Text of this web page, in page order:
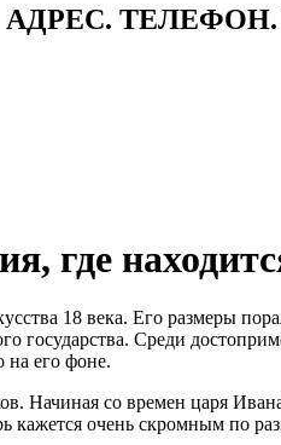
ТЕЛЕФОН.
где
18 века. Его размеры
Среди
на его фоне.
со времен царя
кажется очень скромным по